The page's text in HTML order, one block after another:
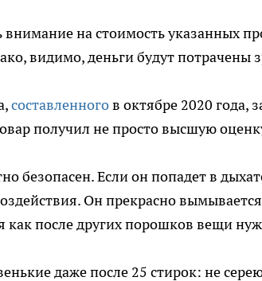
на стоимость указанных
видимо, деньги будут потрачены
составленногов октябре 2020 года,
получил не просто высшую
безопасен. Если он попадет в
Он прекрасно
как после других порошков вещи
даже после 25 стирок: не